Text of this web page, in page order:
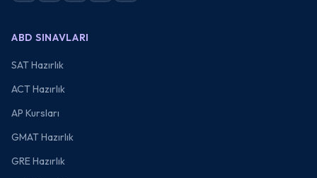
ABD SINAVLARI
SAT Hazırlık
ACT Hazırlık
AP Kursları
GMAT Hazırlık
GRE Hazırlık